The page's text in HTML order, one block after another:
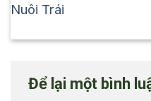
Nuôi Trái
Để lại một bình